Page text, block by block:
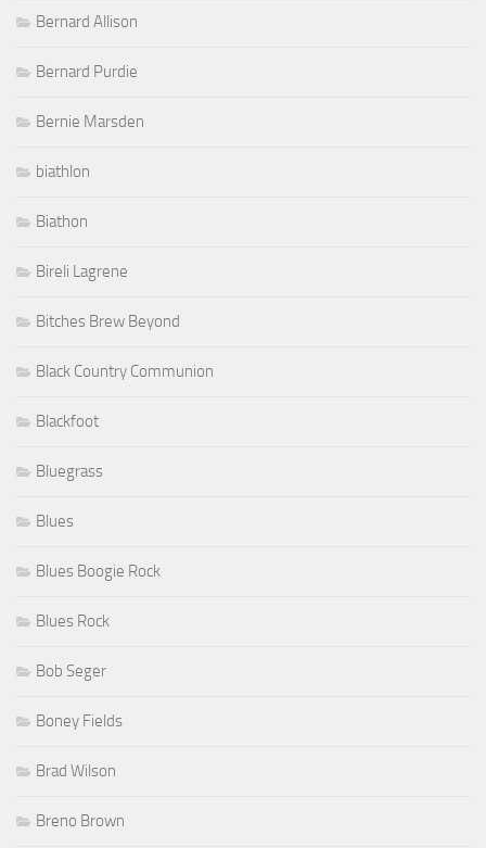
Bernard Allison
Bernard Purdie
Bernie Marsden
biathlon
Biathon
Bireli Lagrene
Bitches Brew Beyond
Black Country Communion
Blackfoot
Bluegrass
Blues
Blues Boogie Rock
Blues Rock
Bob Seger
Boney Fields
Brad Wilson
Breno Brown